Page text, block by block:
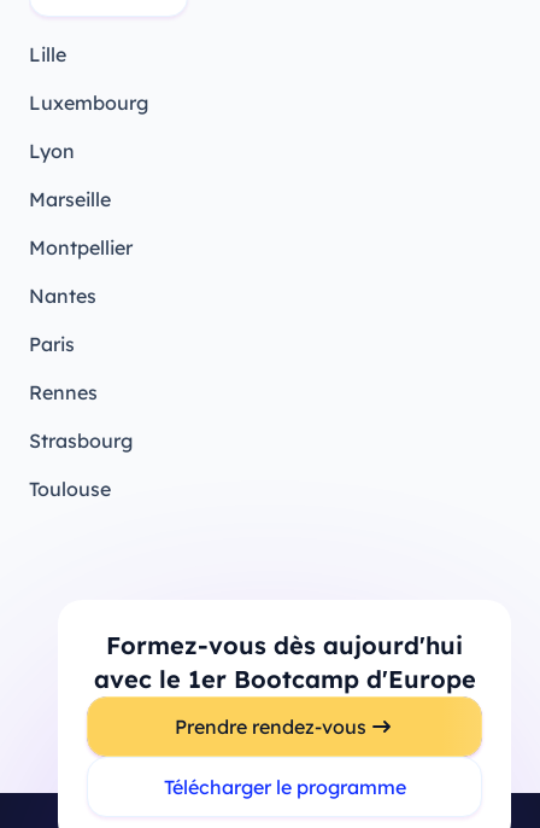
Lille
Luxembourg
Lyon
Marseille
Montpellier
Nantes
Paris
Rennes
Strasbourg
Toulouse
Formez-vous dès aujourd'hui
avec le 1er Bootcamp d'Europe
Prendre rendez-vous
Télécharger le programme